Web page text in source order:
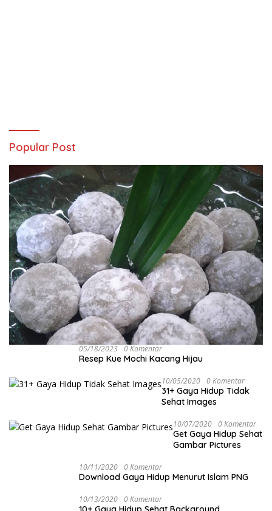
Popular Post
05/18/2023 0 Komentar
Resep Kue Mochi Kacang Hijau
10/05/2020 0 Komentar
31+ Gaya Hidup Tidak
Sehat Images
10/07/2020 0 Komentar
Get Gaya Hidup Sehat
Gambar Pictures
10/11/2020 0 Komentar
Download Gaya Hidup Menurut Islam PNG
10/13/2020 0 Komentar